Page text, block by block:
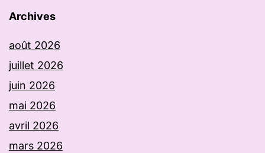
Archives
août 2026
juillet 2026
juin 2026
mai 2026
avril 2026
mars 2026